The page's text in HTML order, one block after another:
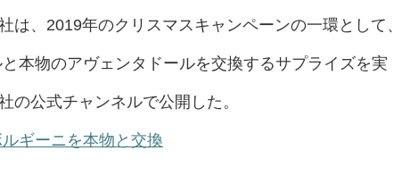
は、2019年のクリスマスキャンペーンの一環として、
本物のアヴェンタドールを交換するサプライズを実
の公式チャンネルで公開した。
ギーニを本物と交換